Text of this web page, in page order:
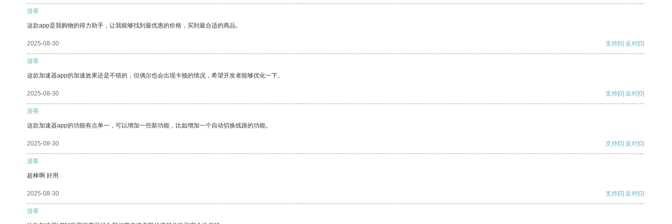
游客
这款app是我购物的得力助手，让我能够找到最优惠的价格，买到最合适的商品。
2025-08-30 支持[0] 反对[0]
游客
这款加速器app的加速效果还是不错的，但偶尔也会出现卡顿的情况，希望开发者能够优化一下。
2025-08-30 支持[0] 反对[0]
游客
这款加速器app的功能有点单一，可以增加一些新功能，比如增加一个自动切换线路的功能。
2025-08-30 支持[0] 反对[0]
游客
超棒啊 好用
2025-08-30 支持[0] 反对[0]
游客